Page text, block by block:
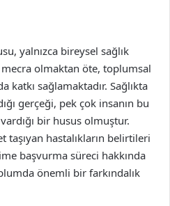
yalnızca bireysel sağlık
mecra olmaktan öte, toplumsal
katkı sağlamaktadır. Sağlıkta
gerçeği, pek çok insanın bu
bir husus olmuştur.
hastalıkların belirtileri
başvurma süreci hakkında
önemli bir farkındalık